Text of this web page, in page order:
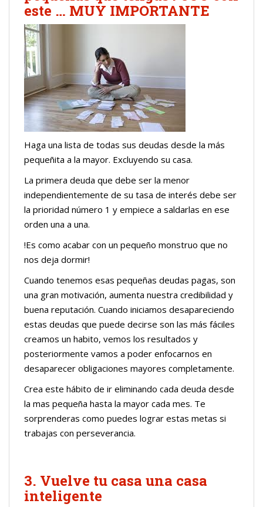
este … MUY IMPORTANTE
Haga una lista de todas sus deudas desde la más
pequeñita a la mayor. Excluyendo su casa.
La primera deuda que debe ser la menor
independientemente de su tasa de interés debe ser
la prioridad número 1 y empiece a saldarlas en ese
orden una a una.
!Es como acabar con un pequeño monstruo que no
nos deja dormir!
Cuando tenemos esas pequeñas deudas pagas, son
una gran motivación, aumenta nuestra credibilidad y
buena reputación. Cuando iniciamos desapareciendo
estas deudas que puede decirse son las más fáciles
creamos un habito, vemos los resultados y
posteriormente vamos a poder enfocarnos en
desaparecer obligaciones mayores completamente.
Crea este hábito de ir eliminando cada deuda desde
la mas pequeña hasta la mayor cada mes. Te
sorprenderas como puedes lograr estas metas si
trabajas con perseverancia.
3. Vuelve tu casa una casa
inteligente